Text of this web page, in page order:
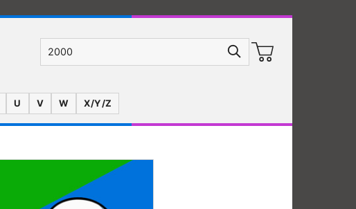
U V W X/Y/Z